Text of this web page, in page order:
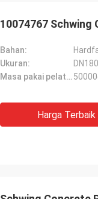
10074767 Schwing
Bahan:
Ukuran:
Masa pakai pelat aus:
Harga Terbaik